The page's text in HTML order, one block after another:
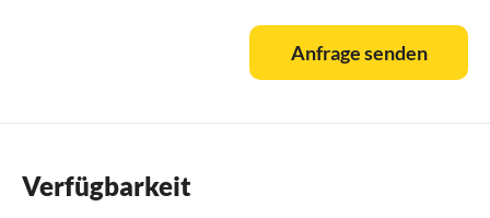
Anfrage senden
Verfügbarkeit